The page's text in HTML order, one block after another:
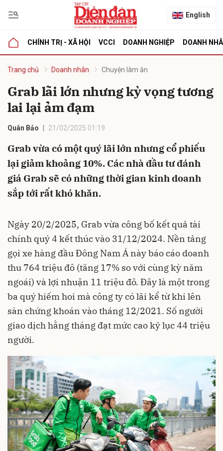
English
CHÍNH TRỊ - XÃ HỘI VCCI DOANH NGHIỆP DOANH
Trang chủ Doanh nhân Chuyện làm ăn
Grab lãi lớn nhưng kỳ vọng tương
lai lại ảm đạm
Quân Bảo 21/02/2025 01:19
Grab vừa có một quý lãi lớn nhưng cổ phiếu
lại giảm khoảng 10%. Các nhà đầu tư đánh
giá Grab sẽ có những thời gian kinh doanh
sắp tới rất khó khăn.
Ngày 20/2/2025, Grab vừa công bố kết quả tài
chính quý 4 kết thúc vào 31/12/2024. Nền tảng
gọi xe hàng đầu Đông Nam Á này báo cáo doanh
thu 764 triệu đô (tăng 17% so với cùng kỳ năm
ngoái) và lợi nhuận 11 triệu đô. Đây là một trong
ba quý hiếm hoi mà công ty có lãi kể từ khi lên
sàn chứng khoán vào tháng 12/2021. Số người
giao dịch hằng tháng đạt mức cao kỷ lục 44 triệu
người.
luận
Hủy